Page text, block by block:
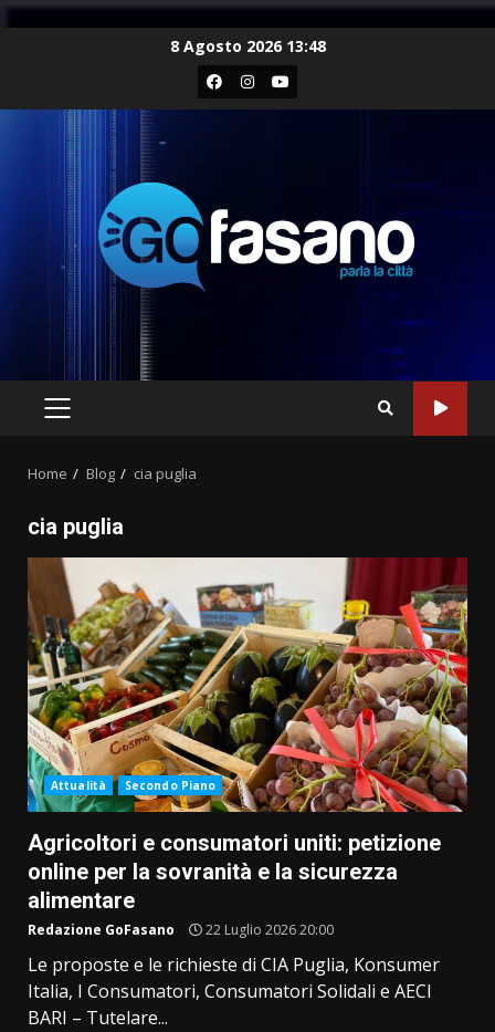
8 Agosto 2026 13:48
Facebook
Instagram
Youtube
PRIMARY
Home Blog cia puglia
cia puglia
Attualità Secondo Piano
Agricoltori e consumatori uniti: petizione
online per la sovranità e la sicurezza
alimentare
Redazione GoFasano 22 Luglio 2026 20:00
Le proposte e le richieste di CIA Puglia, Konsumer
Italia, I Consumatori, Consumatori Solidali e AECI
BARI – Tutelare...